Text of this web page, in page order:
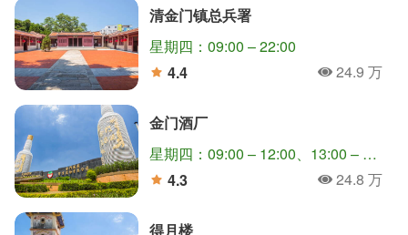
清金门镇总兵署
星期四：09:00 – 22:00
4.4
人氣24.9 万
金门酒厂
星期四：09:00 – 12:00、13:00 – 17:00
4.3
人氣24.8 万
得月楼